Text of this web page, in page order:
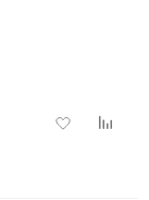
Добавить